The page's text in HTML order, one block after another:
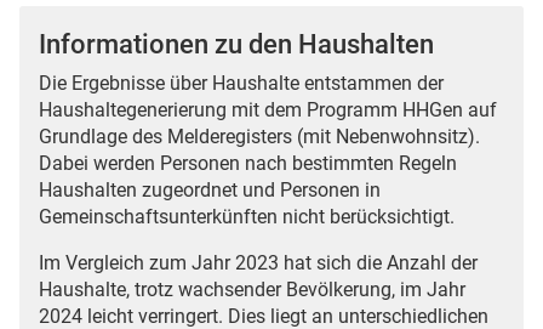
Informationen zu den Haushalten
Die Ergebnisse über Haushalte entstammen der
Haushaltegenerierung mit dem Programm HHGen auf
Grundlage des Melderegisters (mit Nebenwohnsitz).
Dabei werden Personen nach bestimmten Regeln
Haushalten zugeordnet und Personen in
Gemeinschaftsunterkünften nicht berücksichtigt.
Im Vergleich zum Jahr 2023 hat sich die Anzahl der
Haushalte, trotz wachsender Bevölkerung, im Jahr
2024 leicht verringert. Dies liegt an unterschiedlichen